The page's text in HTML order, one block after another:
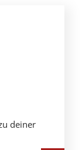
deiner